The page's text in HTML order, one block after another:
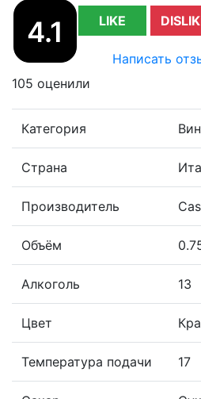
4.1 LIKE
Написать
105 оценили
Категория
Страна
Производитель
Объём
Алкоголь 13
Цвет
Температура подачи 17